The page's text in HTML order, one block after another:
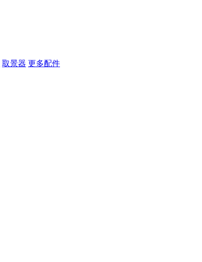
取景器 更多配件